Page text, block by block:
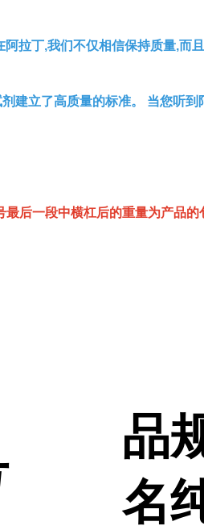
阿拉丁,我们不仅相信保持质量,而
建立了高质量的标准。 当您听
最后一段中横杠后的重量为产品
品
名